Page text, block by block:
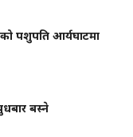
पशुपति आर्यघाटमा
बस्ने